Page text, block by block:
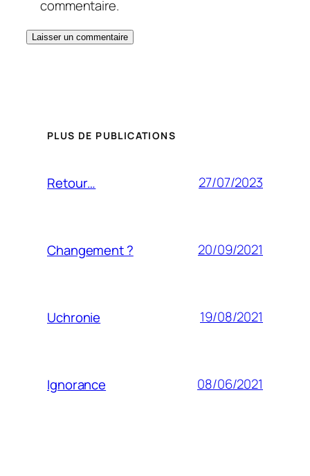
commentaire.
PLUS DE PUBLICATIONS
Retour… 27/07/2023
Changement ? 20/09/2021
Uchronie 19/08/2021
Ignorance 08/06/2021